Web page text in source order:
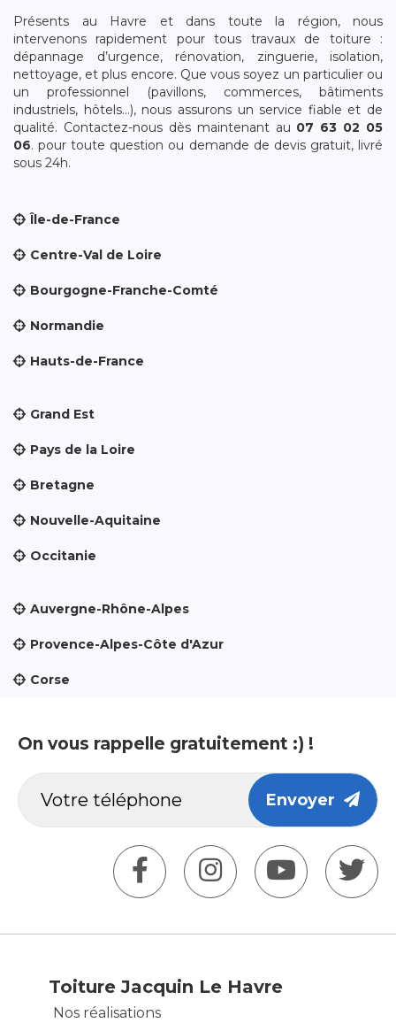
Présents au Havre et dans toute la région, nous
intervenons rapidement pour tous travaux de toiture :
dépannage d’urgence, rénovation, zinguerie, isolation,
nettoyage, et plus encore. Que vous soyez un particulier ou
un professionnel (pavillons, commerces, bâtiments
industriels, hôtels…), nous assurons un service fiable et de
qualité. Contactez-nous dès maintenant au 07 63 02 05
06. pour toute question ou demande de devis gratuit, livré
sous 24h.
Île-de-France
Centre-Val de Loire
Bourgogne-Franche-Comté
Normandie
Hauts-de-France
Grand Est
Pays de la Loire
Bretagne
Nouvelle-Aquitaine
Occitanie
Auvergne-Rhône-Alpes
Provence-Alpes-Côte d'Azur
Corse
On vous rappelle gratuitement :) !
Envoyer
Toiture Jacquin Le Havre
Nos réalisations